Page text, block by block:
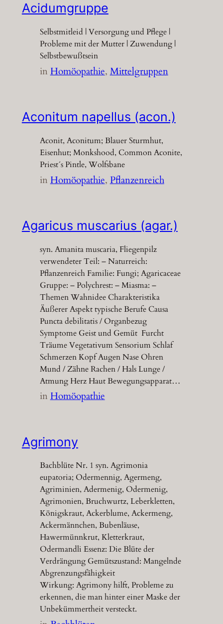
Acidumgruppe
Selbstmitleid | Versorgung und Pflege |
Probleme mit der Mutter | Zuwendung |
Selbstbewußtsein
inHomöopathie, Mittelgruppen
Aconitum napellus (acon.)
Aconit, Aconitum; Blauer Sturmhut,
Eisenhut; Monkshood, Common Aconite,
Priest´s Pintle, Wolfsbane
inHomöopathie, Pflanzenreich
Agaricus muscarius (agar.)
syn. Amanita muscaria, Fliegenpilz
verwendeter Teil: – Naturreich:
Pflanzenreich Familie: Fungi; Agaricaceae
Gruppe: – Polychrest: – Miasma: –
Themen Wahnidee Charakteristika
Äußerer Aspekt typische Berufe Causa
Puncta debilitatis / Organbezug
Symptome Geist und Gemüt Furcht
Träume Vegetativum Sensorium Schlaf
Schmerzen Kopf Augen Nase Ohren
Mund / Zähne Rachen / Hals Lunge /
Atmung Herz Haut Bewegungsapparat…
inHomöopathie
Agrimony
Bachblüte Nr. 1 syn. Agrimonia
eupatoria; Odermennig, Agermeng,
Agriminien, Adermenig, Odermenig,
Agrimonien, Bruchwurtz, Leberkletten,
Königskraut, Ackerblume, Ackermeng,
Ackermännchen, Bubenläuse,
Hawermünnkrut, Kletterkraut,
Odermandli Essenz: Die Blüte der
Verdrängung Gemütszustand: Mangelnde
Abgrenzungsfähigkeit
Wirkung: Agrimony hilft, Probleme zu
erkennen, die man hinter einer Maske der
Unbekümmertheit versteckt.